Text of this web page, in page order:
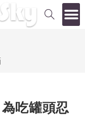
吃罐頭忍